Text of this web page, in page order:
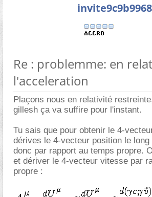
invite9c9b9968
Re : problemme: en
l'acceleration
Plaçons nous en relativité
gillesh ça va suffire pour l'instant.
Tu sais que pour obtenir le 4-
dérives le 4-vecteur position le
donc par rapport au temps propre.
et dériver le 4-vecteur vitesse par
propre :